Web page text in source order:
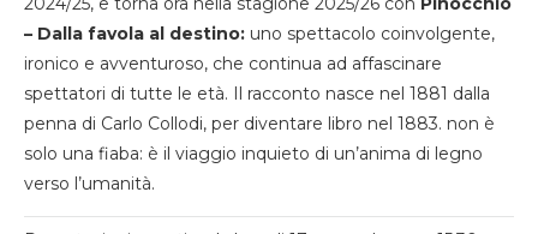
– Dalla favola al destino: uno spettacolo coinvolgente,
ironico e avventuroso, che continua ad affascinare
spettatori di tutte le età. Il racconto nasce nel 1881 dalla
penna di Carlo Collodi, per diventare libro nel 1883. non è
solo una fiaba: è il viaggio inquieto di un’anima di legno
verso l’umanità.